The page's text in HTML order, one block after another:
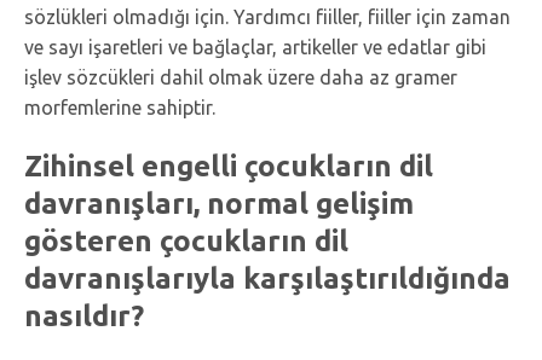
sözlükleri olmadığı için. Yardımcı fiiller, fiiller için zaman
ve sayı işaretleri ve bağlaçlar, artikeller ve edatlar gibi
işlev sözcükleri dahil olmak üzere daha az gramer
morfemlerine sahiptir.
Zihinsel engelli çocukların dil
davranışları, normal gelişim
gösteren çocukların dil
davranışlarıyla karşılaştırıldığında
nasıldır?